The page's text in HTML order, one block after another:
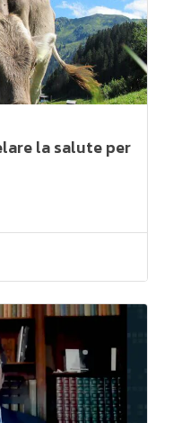
la salute per